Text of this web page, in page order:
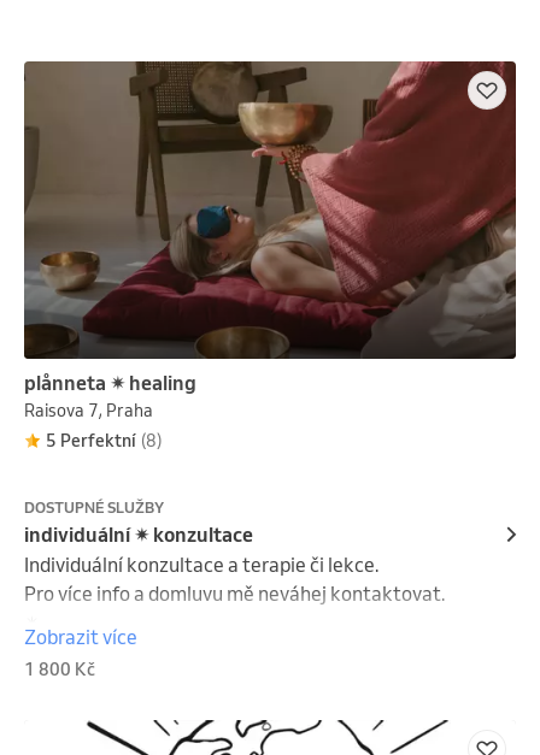
plånneta ✴︎ healing
Raisova 7, Praha
5 Perfektní (8)
DOSTUPNÉ SLUŽBY
individuální ✴︎ konzultace
Individuální konzultace a terapie či lekce.
Pro více info a domluvu mě neváhej kontaktovat.
Zobrazit více
1 800 Kč